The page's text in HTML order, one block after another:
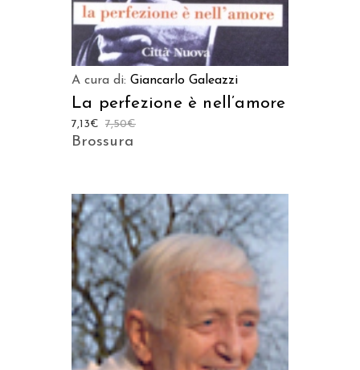
A cura di: Giancarlo Galeazzi
La perfezione è nell’amore
7,50€
7,13€
Brossura